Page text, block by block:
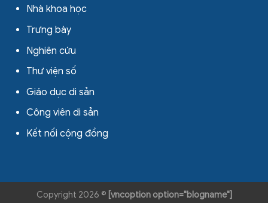
Nhà khoa học
Trưng bày
Nghiên cứu
Thư viện số
Giáo dục di sản
Công viên di sản
Kết nối cộng đồng
Copyright 2026 © [vncoption option="blogname"]